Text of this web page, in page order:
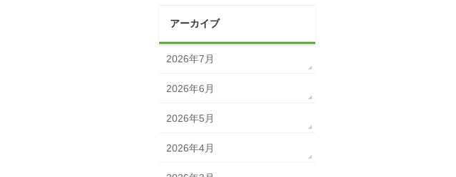
アーカイブ
2026年7月
2026年6月
2026年5月
2026年4月